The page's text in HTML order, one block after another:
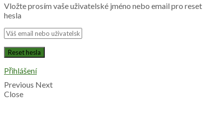
Vložte prosím vaše uživatelské jméno nebo email pro reset
hesla
Přihlášení
Previous Next
Close